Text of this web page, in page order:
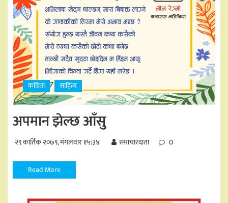
कविता साहित्य
अपमान झेल्छ आँसु
२९ कार्तिक २०७९, मंगलवार १५:३४ समाचारदाता 0
Read More